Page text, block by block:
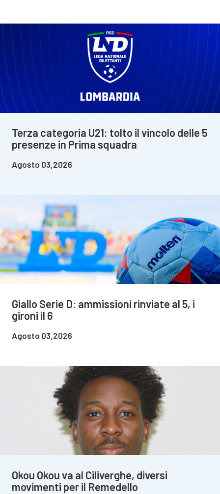
Terza categoria U21: tolto il vincolo delle 5
presenze in Prima squadra
Agosto 03,2026
Giallo Serie D: ammissioni rinviate al 5, i
gironi il 6
Agosto 03,2026
Okou Okou va al Ciliverghe, diversi
movimenti per il Remedello